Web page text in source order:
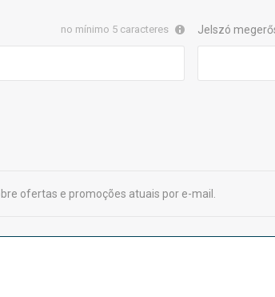
no mínimo 5 caracteres Jelszó
ofertas e promoções atuais por e-mail.